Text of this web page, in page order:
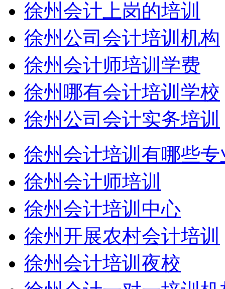
徐州会计上岗的培训
徐州公司会计培训机构
徐州会计师培训学费
徐州哪有会计培训学校
徐州公司会计实务培训
徐州会计培训有哪些专
徐州会计师培训
徐州会计培训中心
徐州开展农村会计培训
徐州会计培训夜校